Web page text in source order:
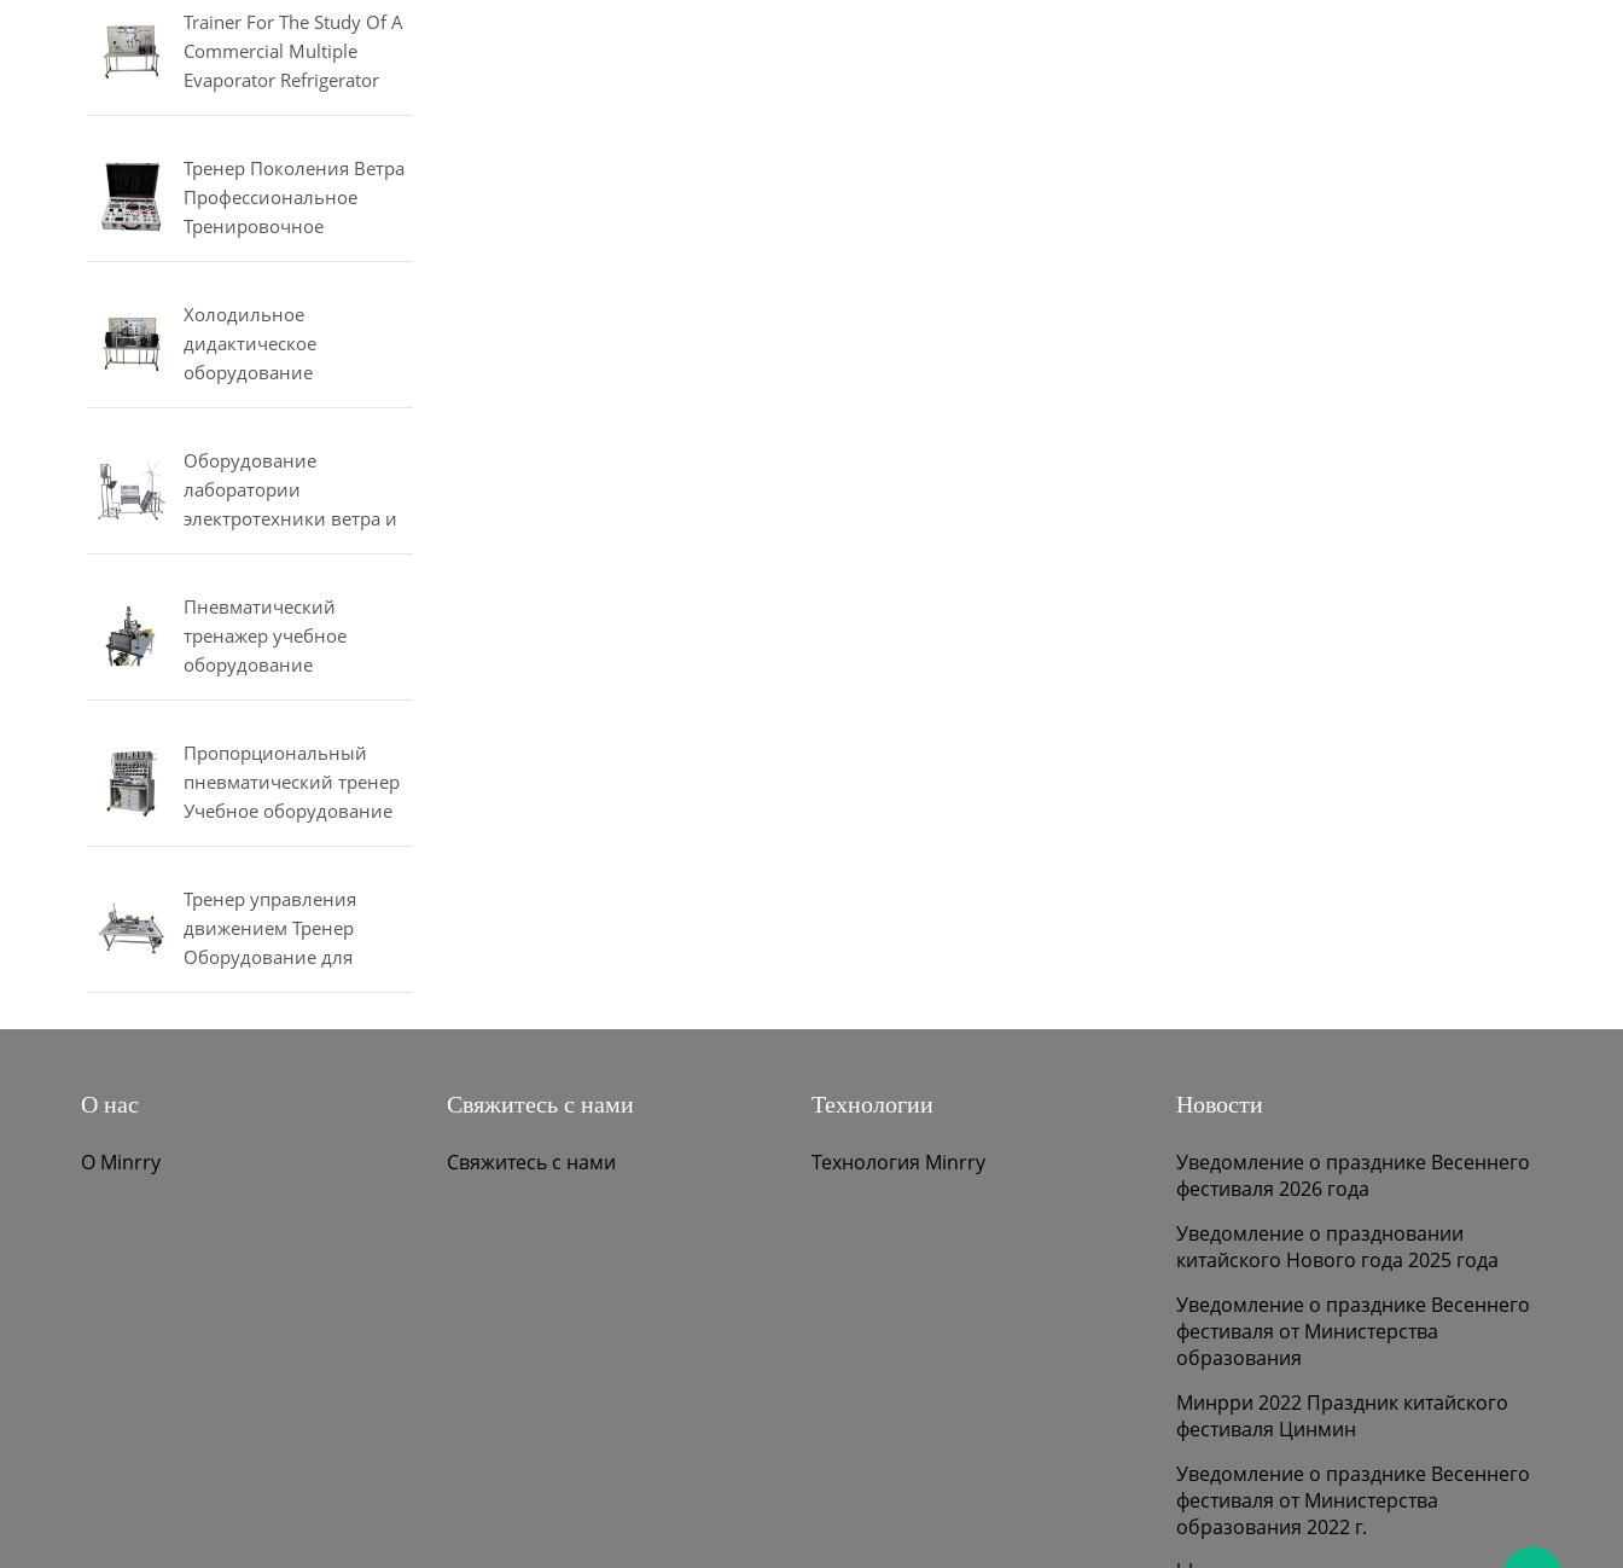
воздуха Тренировочное
оборудование
Trainer For The Study Of A
Commercial Multiple
Evaporator Refrigerator
Didactic Equipment
Тренер Поколения Ветра
Профессиональное
Тренировочное
Оборудование
Лабораторное
Оборудование
Холодильное
дидактическое
оборудование
Компьютеризированный
компрессоров
испытательных
компрессоров
Оборудование
лаборатории
электротехники ветра и
солнечного
оборудования
Пневматический
тренажер учебное
оборудование
мехатроники
оборудование
Пропорциональный
пневматический тренер
Учебное оборудование
Mechatronics Тренер
Тренер управления
движением Тренер
Оборудование для
профессиональной
О нас
О Minrry
Свяжитесь с нами
Свяжитесь с нами
Технологии
Технология Minrry
Новости
Уведомление о празднике Весеннего
фестиваля 2026 года
Уведомление о праздновании
китайского Нового года 2025 года
Уведомление о празднике Весеннего
фестиваля от Министерства
образования
Минрри 2022 Праздник китайского
фестиваля Цинмин
Уведомление о празднике Весеннего
фестиваля от Министерства
образования 2022 г.